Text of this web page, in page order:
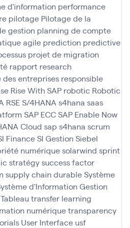
d'information performance
pilotage Pilotage de la
gestion planning de compte
agile prediction predictive
projet de migration
rapport research
entreprises responsible
Rise With SAP robotic Robotic
RSES/4HANA s4hana saas
SAP ECCSAP Enable Now
Cloud sap s4hana scrum
FinanceSI Gestion Siebel
numériquesolarwind sprint
stratégysuccess factor
supply chain durableSystème
d'Information Gestion
Tableau transfer learning
numériquetransparency
User Interface usf